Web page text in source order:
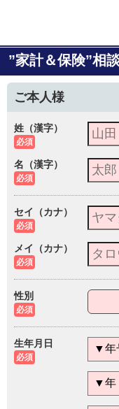
”家計＆保険”相
ご本人様
姓（漢字）
必須
名（漢字）
必須
セイ（カナ）
必須
メイ（カナ）
必須
性別
必須
生年月日
必須